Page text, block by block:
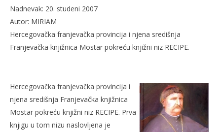
Nadnevak: 20. studeni 2007
Autor: MIRIAM
Hercegovačka franjevačka provincija i njena središnja
Franjevačka knjižnica Mostar pokreću knjižni niz RECIPE.
Hercegovačka franjevačka provincija i
njena središnja Franjevačka knjižnica
Mostar pokreću knjižni niz RECIPE. Prva
knjigu u tom nizu naslovljena je